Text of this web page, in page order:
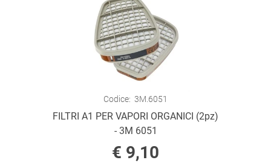
Codice: 3M.6051
FILTRI A1 PER VAPORI ORGANICI (2pz)
- 3M 6051
€ 9,10